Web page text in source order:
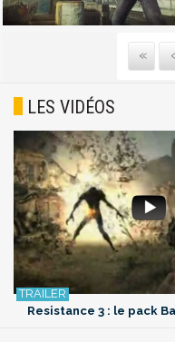
LES VIDÉOS
Resistance 3 : le pack